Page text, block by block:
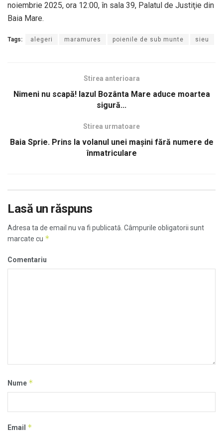
noiembrie 2025, ora 12:00, în sala 39, Palatul de Justiţie din
Baia Mare.
Tags: alegeri maramures poienile de sub munte sieu
Stirea anterioara
Nimeni nu scapă! Iazul Bozânta Mare aduce moartea
sigură...
Stirea urmatoare
Baia Sprie. Prins la volanul unei mașini fără numere de
înmatriculare
Lasă un răspuns
Adresa ta de email nu va fi publicată. Câmpurile obligatorii sunt
marcate cu *
Comentariu
Nume *
Email *